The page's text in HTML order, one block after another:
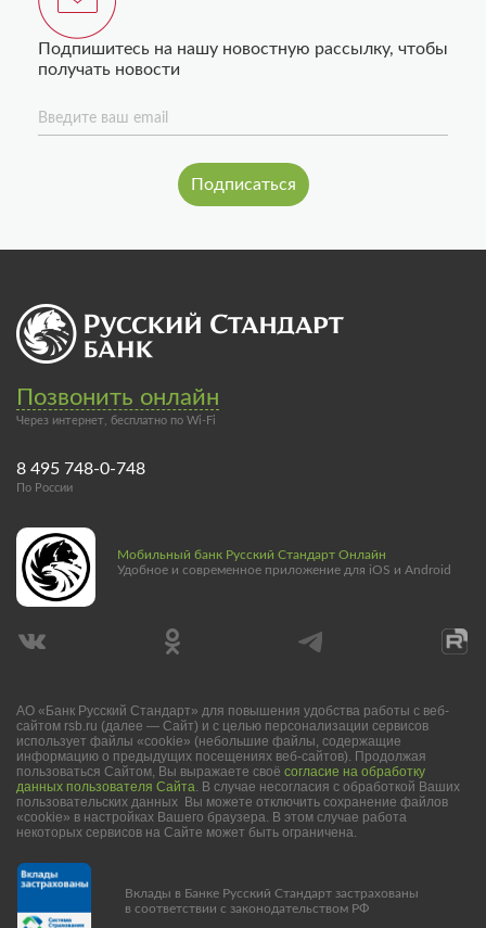
Подпишитесь на нашу новостную рассылку, чтобы
получать новости
Введите ваш email
Позвонить онлайн
Через интернет, бесплатно по Wi-Fi
8 495 748-0-748
По России
Мобильный банк Русский Стандарт Онлайн
Удобное и современное приложение для iOS и Android
АО «Банк Русский Стандарт» для повышения удобства работы с веб-
сайтом rsb.ru (далее — Сайт) и с целью персонализации сервисов
использует файлы «cookie» (небольшие файлы, содержащие
информацию о предыдущих посещениях веб-сайтов). Продолжая
пользоваться Сайтом, Вы выражаете своё согласие на обработку
данных пользователя Сайта. В случае несогласия с обработкой Ваших
пользовательских данных Вы можете отключить сохранение файлов
«cookie» в настройках Вашего браузера. В этом случае работа
некоторых сервисов на Сайте может быть ограничена.
Вклады в Банке Русский Стандарт застрахованы
в соответствии с законодательством РФ